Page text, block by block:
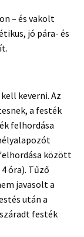
– és vakolt
jó pára- és
keverni. Az
a festék
felhordása
között
óra). Tűző
javasolt a
után a
festék